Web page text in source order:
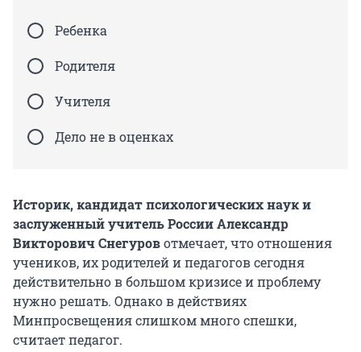
Ребенка
Родителя
Учителя
Дело не в оценках
Историк, кандидат психологических наук и
заслуженный учитель России Александр
Викторович Снегуровотмечает, что отношения
учеников, их родителей и педагогов сегодня
действительно в большом кризисе и проблему
нужно решать. Однако в действиях
Минпросвещения слишком много спешки,
считает педагог.